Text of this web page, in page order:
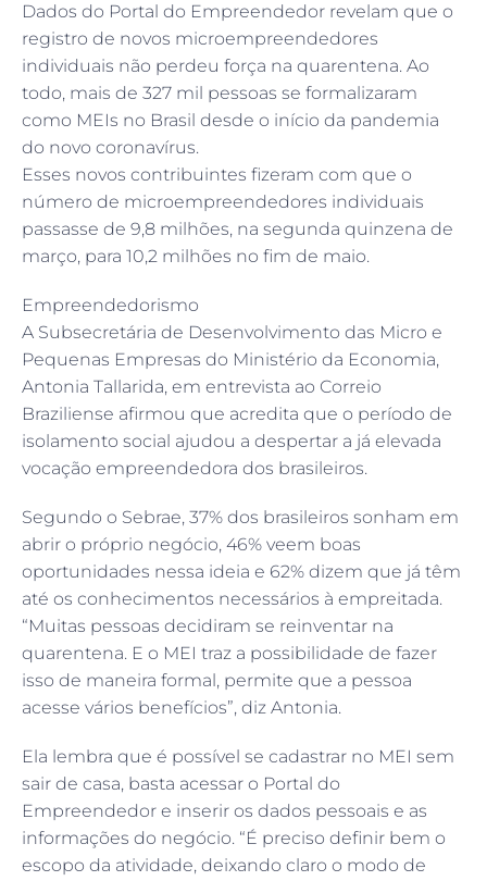
Dados do Portal do Empreendedor revelam que o
registro de novos microempreendedores
individuais não perdeu força na quarentena. Ao
todo, mais de 327 mil pessoas se formalizaram
como MEIs no Brasil desde o início da pandemia
do novo coronavírus.
Esses novos contribuintes fizeram com que o
número de microempreendedores individuais
passasse de 9,8 milhões, na segunda quinzena de
março, para 10,2 milhões no fim de maio.
Empreendedorismo
A Subsecretária de Desenvolvimento das Micro e
Pequenas Empresas do Ministério da Economia,
Antonia Tallarida, em entrevista ao Correio
Braziliense afirmou que acredita que o período de
isolamento social ajudou a despertar a já elevada
vocação empreendedora dos brasileiros.
Segundo o Sebrae, 37% dos brasileiros sonham em
abrir o próprio negócio, 46% veem boas
oportunidades nessa ideia e 62% dizem que já têm
até os conhecimentos necessários à empreitada.
“Muitas pessoas decidiram se reinventar na
quarentena. E o MEI traz a possibilidade de fazer
isso de maneira formal, permite que a pessoa
acesse vários benefícios”, diz Antonia.
Ela lembra que é possível se cadastrar no MEI sem
sair de casa, basta acessar o Portal do
Empreendedor e inserir os dados pessoais e as
informações do negócio. “É preciso definir bem o
escopo da atividade, deixando claro o modo de